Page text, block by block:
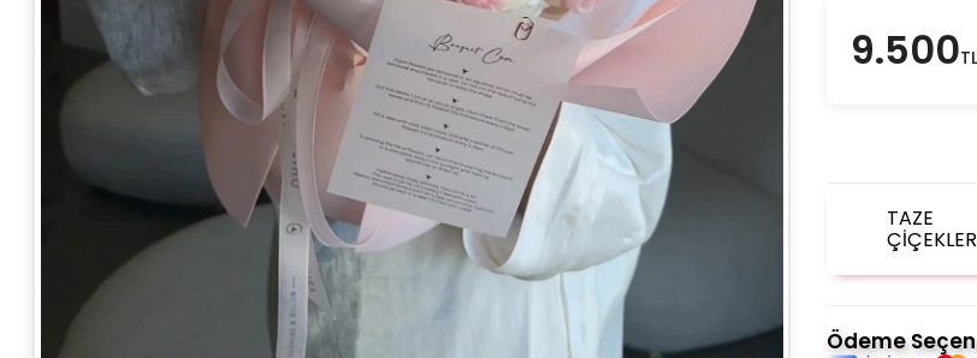
9.500TL
TAZE
ÇİÇEKLER
Ödeme